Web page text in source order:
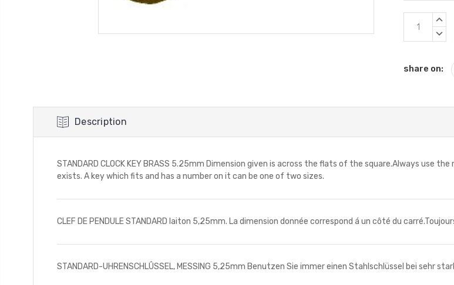
actuel
:
:
share on:
Description
STANDARD CLOCK KEY BRASS 5.25mm Dimension given is across the flats of the square.Always use
exists. A key which fits and has a number on it can be one of two sizes.
CLEF DE PENDULE STANDARD laiton 5,25mm. La dimension donnée correspond á un côté du
STANDARD-UHRENSCHLÛSSEL, MESSING 5,25mm Benutzen Sie immer einen Stahlschlüssel bei sehr